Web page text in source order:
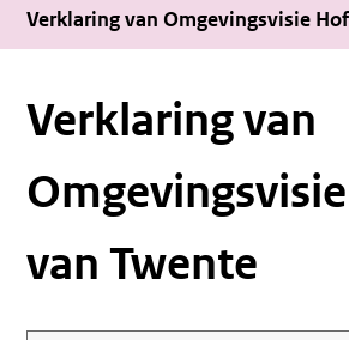
en
zich
hier:
Verklaring van Omgevingsvisie
Verklaring van
van Twente